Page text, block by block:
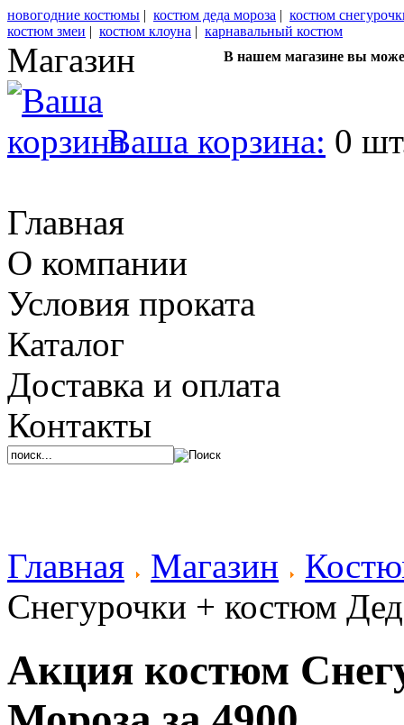
новогодние костюмы | костюм деда мороза | костюм
костюм змеи | костюм клоуна | карнавальный костюм
Магазин В нашем магазине вы
Ваша корзина: 0
Главная
О компании
Условия проката
Каталог
Доставка и оплата
Контакты
Главная Магазин
Снегурочки + костюм
Акция костюм